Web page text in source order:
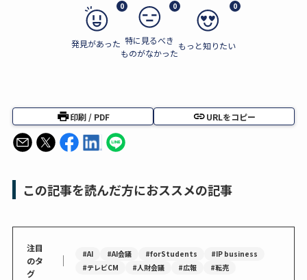
0
発見があった
0
特に見るべき
ものがなかった
0
もっと知りたい
印刷 / PDF URLをコピー
この記事を読んだ方におススメの記事
注目
のタ
グ
｜ #AI #AI会議 #forStudents
#IP business
#テレビCM
#人財会議 #広報 #転売